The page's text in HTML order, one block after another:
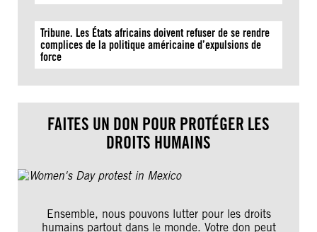
Tribune. Les États africains doivent refuser de se rendre
complices de la politique américaine d’expulsions de
force
FAITES UN DON POUR PROTÉGER LES
DROITS HUMAINS
Ensemble, nous pouvons lutter pour les droits
humains partout dans le monde. Votre don peut